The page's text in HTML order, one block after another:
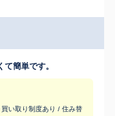
簡単です。
い取り制度あり / 住み替